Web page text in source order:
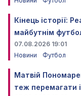
Кінець історії:
майбутнім
07.08.2026 19:01
Новини
Футбол
Матвій
теж перемагати